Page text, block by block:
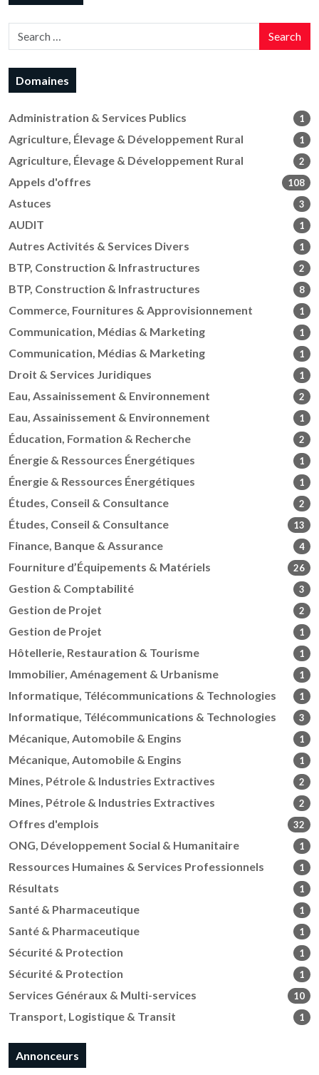
Search
Domaines
Administration & Services Publics 1
Agriculture, Élevage & Développement Rural 1
Agriculture, Élevage & Développement Rural 2
Appels d'offres 108
Astuces 3
AUDIT 1
Autres Activités & Services Divers 1
BTP, Construction & Infrastructures 2
BTP, Construction & Infrastructures 8
Commerce, Fournitures & Approvisionnement 1
Communication, Médias & Marketing 1
Communication, Médias & Marketing 1
Droit & Services Juridiques 1
Eau, Assainissement & Environnement 2
Eau, Assainissement & Environnement 1
Éducation, Formation & Recherche 2
Énergie & Ressources Énergétiques 1
Énergie & Ressources Énergétiques 1
Études, Conseil & Consultance 2
Études, Conseil & Consultance 13
Finance, Banque & Assurance 4
Fourniture d’Équipements & Matériels 26
Gestion & Comptabilité 3
Gestion de Projet 2
Gestion de Projet 1
Hôtellerie, Restauration & Tourisme 1
Immobilier, Aménagement & Urbanisme 1
Informatique, Télécommunications & Technologies 1
Informatique, Télécommunications & Technologies 3
Mécanique, Automobile & Engins 1
Mécanique, Automobile & Engins 1
Mines, Pétrole & Industries Extractives 2
Mines, Pétrole & Industries Extractives 2
Offres d'emplois 32
ONG, Développement Social & Humanitaire 1
Ressources Humaines & Services Professionnels 1
Résultats 1
Santé & Pharmaceutique 1
Santé & Pharmaceutique 1
Sécurité & Protection 1
Sécurité & Protection 1
Services Généraux & Multi-services 10
Transport, Logistique & Transit 1
Annonceurs